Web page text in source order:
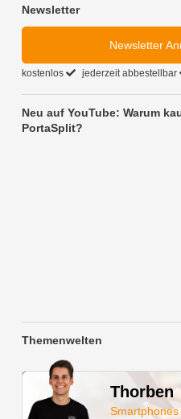
Newsletter
Newsletter
kostenlos jederzeit abbestellbar
Neu auf YouTube: Warum
PortaSplit?
Themenwelten
Thorben
Smartphones